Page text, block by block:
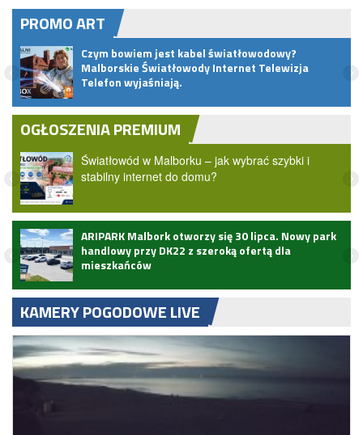
PROMO ART
Czym bowiem jest kabel światłowodowy?
Malborskie Światłowody Internet Telewizja
Telefon wyjaśniają.
OGŁOSZENIA PREMIUM
Światłowód w Malborku – jak wybrać szybki i
stabilny internet do domu?
ARIPARK Malbork otworzy się 30 lipca. Nowy park
handlowy przy DK22 z szeroką ofertą dla
mieszkańców
KAMERY POGODOWE LIVE